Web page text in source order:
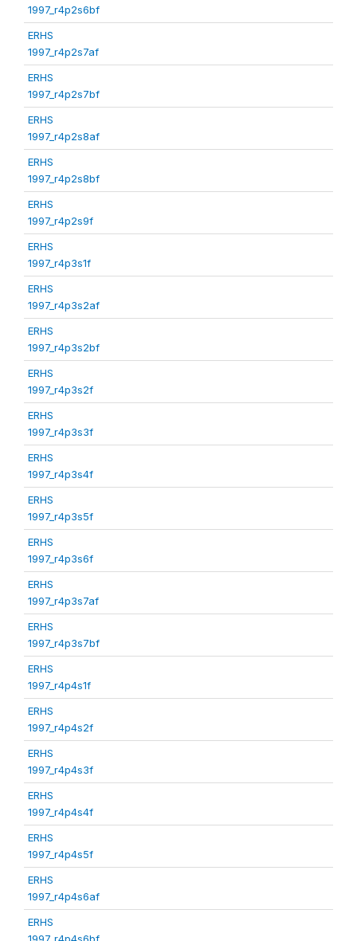
1997_r4p2s6bf
ERHS
1997_r4p2s7af
ERHS
1997_r4p2s7bf
ERHS
1997_r4p2s8af
ERHS
1997_r4p2s8bf
ERHS
1997_r4p2s9f
ERHS
1997_r4p3s1f
ERHS
1997_r4p3s2af
ERHS
1997_r4p3s2bf
ERHS
1997_r4p3s2f
ERHS
1997_r4p3s3f
ERHS
1997_r4p3s4f
ERHS
1997_r4p3s5f
ERHS
1997_r4p3s6f
ERHS
1997_r4p3s7af
ERHS
1997_r4p3s7bf
ERHS
1997_r4p4s1f
ERHS
1997_r4p4s2f
ERHS
1997_r4p4s3f
ERHS
1997_r4p4s4f
ERHS
1997_r4p4s5f
ERHS
1997_r4p4s6af
ERHS
1997_r4p4s6bf